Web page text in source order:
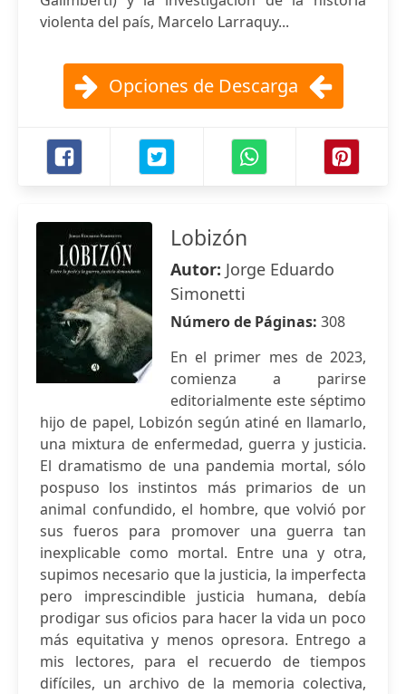
violenta del país, Marcelo Larraquy...
Opciones de Descarga
Lobizón
Autor: Jorge Eduardo
Simonetti
Número de Páginas: 308
En el primer mes de 2023,
comienza a parirse
editorialmente este séptimo
hijo de papel, Lobizón según atiné en llamarlo,
una mixtura de enfermedad, guerra y justicia.
El dramatismo de una pandemia mortal, sólo
pospuso los instintos más primarios de un
animal confundido, el hombre, que volvió por
sus fueros para promover una guerra tan
inexplicable como mortal. Entre una y otra,
supimos necesario que la justicia, la imperfecta
pero imprescindible justicia humana, debía
prodigar sus oficios para hacer la vida un poco
más equitativa y menos opresora. Entrego a
mis lectores, para el recuerdo de tiempos
difíciles, un archivo de la memoria colectiva,